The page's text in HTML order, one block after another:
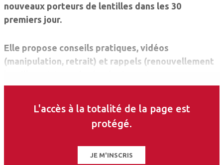
nouveaux porteurs de lentilles dans les 30
premiers jour.
Elle propose conseils pratiques, vidéos
(manipulation, retrait) et rappels (renouvellement
A télécharger sur APP STORE
L'accès à la totalité de la page est
protégé.
JE M'INSCRIS